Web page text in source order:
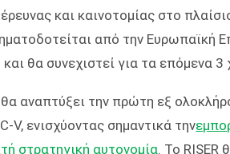
και καινοτομίας στο
από την Ευρωπαϊκή
θα συνεχιστεί για τα επόμενα 3
θα αναπτύξει την πρώτη εξ
V, ενισχύοντας σημαντικά την
στρατηγική αυτονομία . Το